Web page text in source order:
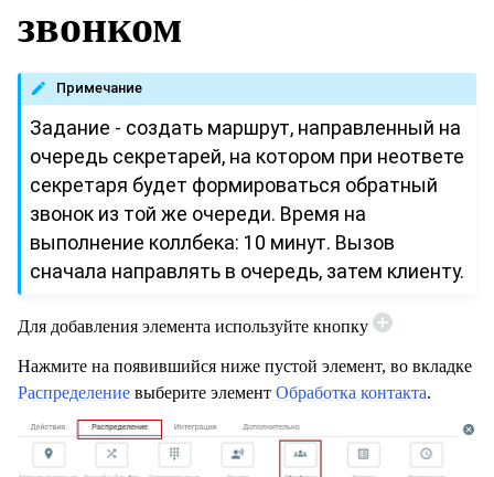
звонком
Примечание
Задание - создать маршрут, направленный на
очередь секретарей, на котором при неответе
секретаря будет формироваться обратный
звонок из той же очереди. Время на
выполнение коллбека: 10 минут. Вызов
сначала направлять в очередь, затем клиенту.
Для добавления элемента используйте кнопку
Нажмите на появившийся ниже пустой элемент, во вкладке
Распределение выберите элемент Обработка контакта.